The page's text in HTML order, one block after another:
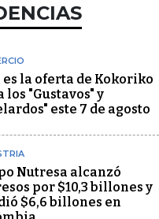
es la oferta de Kokoriko
los "Gustavos" y
este 7 de agosto
Nutresa alcanzó
por $10,3 billones y
$6,6 billones en